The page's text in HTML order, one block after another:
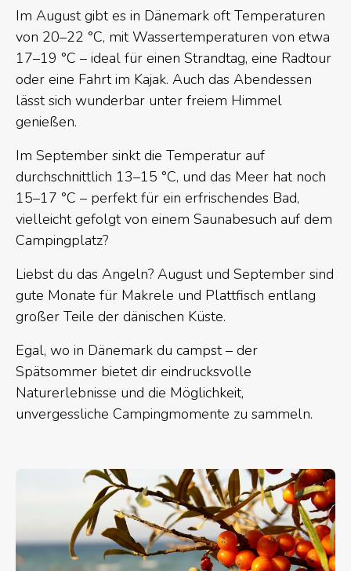
Im August gibt es in Dänemark oft Temperaturen
von 20–22 °C, mit Wassertemperaturen von etwa
17–19 °C – ideal für einen Strandtag, eine Radtour
oder eine Fahrt im Kajak. Auch das Abendessen
lässt sich wunderbar unter freiem Himmel
genießen.
Im September sinkt die Temperatur auf
durchschnittlich 13–15 °C, und das Meer hat noch
15–17 °C – perfekt für ein erfrischendes Bad,
vielleicht gefolgt von einem Saunabesuch auf dem
Campingplatz?
Liebst du das Angeln? August und September sind
gute Monate für Makrele und Plattfisch entlang
großer Teile der dänischen Küste.
Egal, wo in Dänemark du campst – der
Spätsommer bietet dir eindrucksvolle
Naturerlebnisse und die Möglichkeit,
unvergessliche Campingmomente zu sammeln.